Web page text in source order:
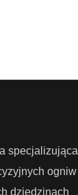
specjalizująca
ogniw
dziedzinach